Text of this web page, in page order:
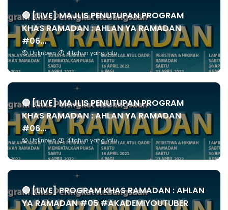
🔴 [LIVE] MAJLIS PENUTUPAN PROGRAM
KHAS RAMADAN : AHLAN YA RAMADAN
#06...
Unknown 4 tahun yang lalu
🔴 [LIVE] MAJLIS PENUTUPAN PROGRAM
KHAS RAMADAN : AHLAN YA RAMADAN
#06...
Unknown 4 tahun yang lalu
🔴 [LIVE] PROGRAM KHAS RAMADAN : AHLAN
YA RAMADAN #05 #AKADEMIYOUTUBER